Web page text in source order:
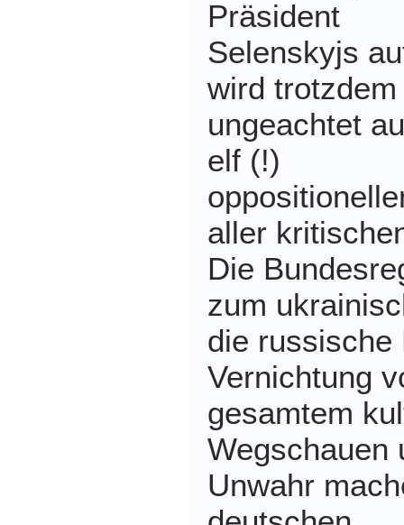
Präsident
Selenskyjs
wird
ungeachtet
elf (!)
aller
Die
zum
die russische
Vernichtung
gesamtem
Wegschauen
Unwahr